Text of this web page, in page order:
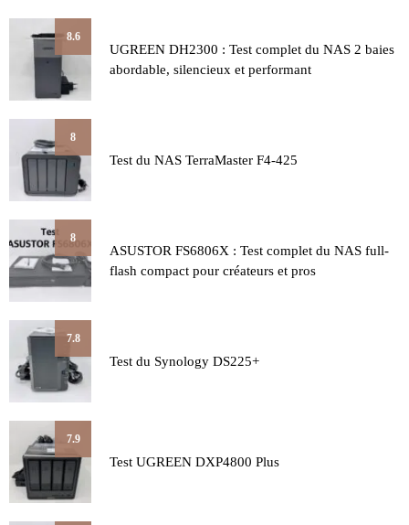
8.6
UGREEN DH2300 : Test complet du NAS 2 baies
abordable, silencieux et performant
8
Test du NAS TerraMaster F4-425
8
ASUSTOR FS6806X : Test complet du NAS full-
flash compact pour créateurs et pros
7.8
Test du Synology DS225+
7.9
Test UGREEN DXP4800 Plus